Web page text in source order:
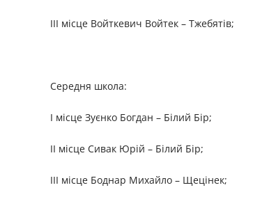
ІІІ місце Войткевич Войтек – Тжебятів;
Середня школа:
І місце Зуєнко Богдан – Білий Бір;
ІІ місце Сивак Юрій – Білий Бір;
ІІІ місце Боднар Михайло – Щецінек;